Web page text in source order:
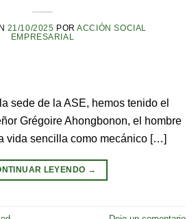
21/10/2025 PORACCIÓN SOCIAL
EMPRESARIAL
sede de la ASE, hemos tenido el
Grégoire Ahongbonon, el hombre
vida sencilla como mecánico […]
LEYENDO →